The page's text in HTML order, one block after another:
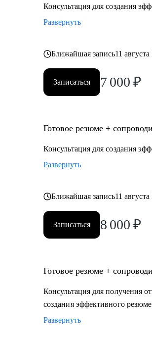
директор (CEO, CFO, COO) и др.
• Торговля: электронная
Я создаю высококачественный
изучении потребностей
Консультация для создания
Развернуть
Ближайшая запись11
Записаться 7 000 ₽
Готовое резюме +
Консультация для создания
Развернуть
Ближайшая запись11
Записаться 8 000 ₽
Готовое резюме +
Консультация для получения
создания эффективного
Развернуть